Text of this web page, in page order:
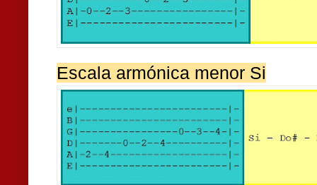
Escala armónica menor Si